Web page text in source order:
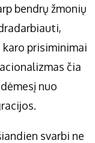
bendrų žmonių
prisiminimai
čia
nuo
svarbi ne